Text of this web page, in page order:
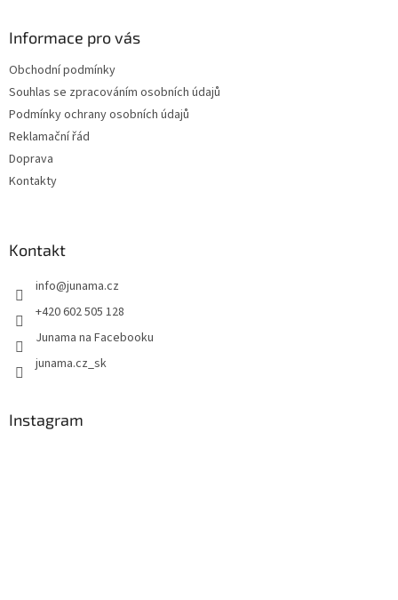
Informace pro vás
Obchodní podmínky
Souhlas se zpracováním osobních údajů
Podmínky ochrany osobních údajů
Reklamační řád
Doprava
Kontakty
Kontakt
info@junama.cz
+420 602 505 128
Junama na Facebooku
junama.cz_sk
Instagram